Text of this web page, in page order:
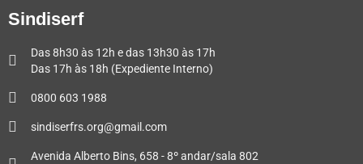
Sindiserf
Das 8h30 às 12h e das 13h30 às 17h
Das 17h às 18h (Expediente Interno)
0800 603 1988
sindiserfrs.org@gmail.com
Avenida Alberto Bins, 658 - 8º andar/sala 802